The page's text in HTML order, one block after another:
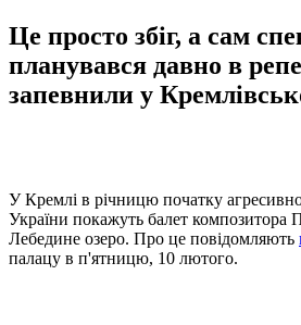
Це просто збіг, а сам
планувався давно в
запевнили у
У Кремлі в річницю початку
України покажуть балет композитора
Лебедине озеро. Про це повідомляють
палацу в п'ятницю, 10 лютого.